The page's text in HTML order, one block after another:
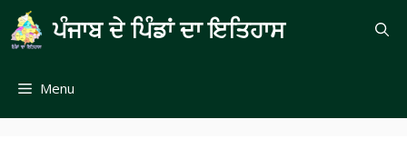
Skip
to
content
ਪੰਜਾਬ ਦੇ ਪਿੰਡਾਂ ਦਾ ਇਤਿਹਾਸ
Menu